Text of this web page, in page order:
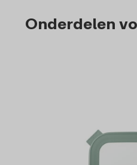
Onderdelen